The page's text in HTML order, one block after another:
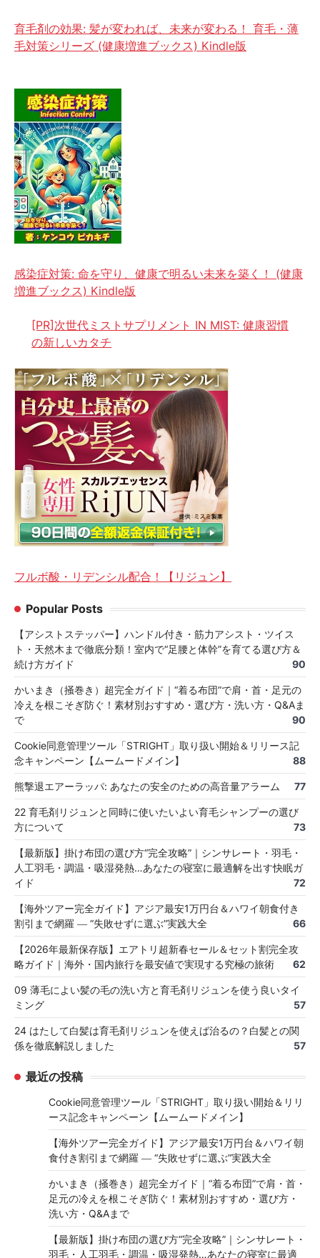
育毛剤の効果: 髪が変われば、未来が変わる！ 育毛・薄
毛対策シリーズ (健康増進ブックス) Kindle版
感染症対策: 命を守り、健康で明るい未来を築く！ (健康
増進ブックス) Kindle版
[PR]次世代ミストサプリメント IN MIST: 健康習慣
の新しいカタチ
フルボ酸・リデンシル配合！【リジュン】
Popular Posts
【アシストステッパー】ハンドル付き・筋力アシスト・ツイス
ト・天然木まで徹底分類！室内で“足腰と体幹”を育てる選び方＆
続け方ガイド
90
かいまき（掻巻き）超完全ガイド｜“着る布団”で肩・首・足元の
冷えを根こそぎ防ぐ！素材別おすすめ・選び方・洗い方・Q&Aま
で
90
Cookie同意管理ツール「STRIGHT」取り扱い開始＆リリース記
念キャンペーン【ムームードメイン】
88
熊撃退エアーラッパ: あなたの安全のための高音量アラーム 77
22 育毛剤リジュンと同時に使いたいよい育毛シャンプーの選び
方について
73
【最新版】掛け布団の選び方“完全攻略”｜シンサレート・羽毛・
人工羽毛・調温・吸湿発熱…あなたの寝室に最適解を出す快眠ガ
イド
72
【海外ツアー完全ガイド】アジア最安1万円台＆ハワイ朝食付き
割引まで網羅 ― “失敗せずに選ぶ”実践大全
66
【2026年最新保存版】エアトリ超新春セール＆セット割完全攻
略ガイド｜海外・国内旅行を最安値で実現する究極の旅術
62
09 薄毛によい髪の毛の洗い方と育毛剤リジュンを使う良いタイ
ミング
57
24 はたして白髪は育毛剤リジュンを使えば治るの？白髪との関
係を徹底解説しました
57
最近の投稿
Cookie同意管理ツール「STRIGHT」取り扱い開始＆リリ
ース記念キャンペーン【ムームードメイン】
【海外ツアー完全ガイド】アジア最安1万円台＆ハワイ朝
食付き割引まで網羅 ― “失敗せずに選ぶ”実践大全
かいまき（掻巻き）超完全ガイド｜“着る布団”で肩・首・
足元の冷えを根こそぎ防ぐ！素材別おすすめ・選び方・
洗い方・Q&Aまで
【最新版】掛け布団の選び方“完全攻略”｜シンサレート・
羽毛・人工羽毛・調温・吸湿発熱…あなたの寝室に最適